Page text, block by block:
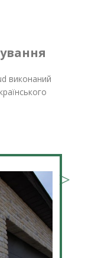
виконаний